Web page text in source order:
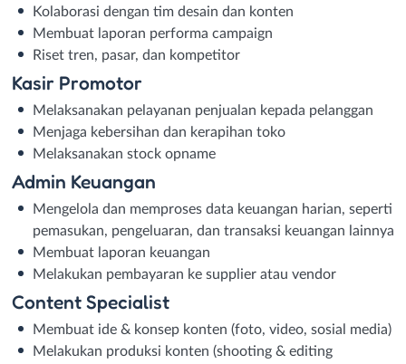
Kolaborasi dengan tim desain dan konten
Membuat laporan performa campaign
Riset tren, pasar, dan kompetitor
Kasir Promotor
Melaksanakan pelayanan penjualan kepada pelanggan
Menjaga kebersihan dan kerapihan toko
Melaksanakan stock opname
Admin Keuangan
Mengelola dan memproses data keuangan harian, seperti
pemasukan, pengeluaran, dan transaksi keuangan lainnya
Membuat laporan keuangan
Melakukan pembayaran ke supplier atau vendor
Content Specialist
Membuat ide & konsep konten (foto, video, sosial media)
Melakukan produksi konten (shooting & editing